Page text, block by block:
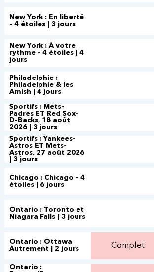
New York : En liberté
- 4 étoiles | 3 jours
New York : À votre
rythme - 4 étoiles | 4
jours
Philadelphie :
Philadelphie & les
Amish | 4 jours
Sportifs : Mets-
Padres ET Red Sox-
D-Backs, 18 août
2026 | 3 jours
Sportifs : Yankees-
Astros ET Mets-
Astros, 27 août 2026
| 3 jours
Chicago : Chicago - 4
étoiles | 6 jours
Ontario : Toronto et
Niagara Falls | 3 jours
Ontario : Ottawa
Autrement | 2 jours
Ontario :
Complet